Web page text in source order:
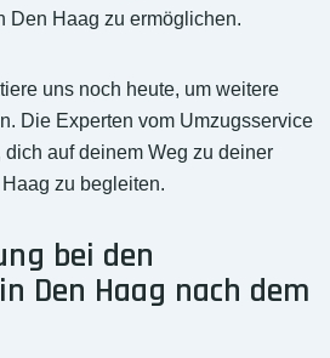
Den Haag zu ermöglichen.
uns noch heute, um weitere
Die Experten vom Umzugsservice
auf deinem Weg zu deiner
zu begleiten.
bei den
Den Haag nach dem